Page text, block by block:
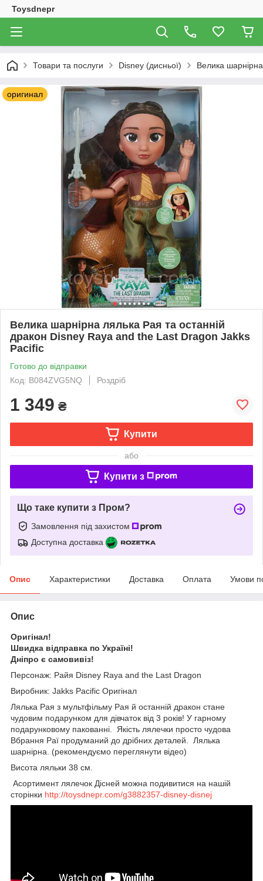
Toysdnepr
Товари та послуги Disney (дисньої) Велика
оригинал
Велика шарнірна лялька Рая та останній
дракон Disney Raya and the Last Dragon Jakks
Pacific
Готово до відправки
Код: B084ZVG5NQ
Роздріб
1 349 ₴
Купити
або
Купити з
Що таке купити з Пром?
Замовлення під захистом
Доступна доставка
Опис Характеристики Доставка Оплата Умови
Опис
Оригінал!
Швидка відправка по Україні!
Дніпро є самовивіз!
Персонаж: Райя Disney Raya and the Last Dragon
Виробник: Jakks Pacific Оригінал
Лялька Рая з мультфільму Рая й останній дракон стане
чудовим подарунком для дівчаток від 3 років! У гарному
подарунковому пакованні. Якість лялечки просто чудова
Вбрання Раї продуманий до дрібних деталей. Лялька
шарнірна. (рекомендуємо переглянути відео)
Висота ляльки 38 см.
Асортимент лялечок Дісней можна подивитися на нашій
сторінки http://toysdnepr.com/g3882357-disney-disnej